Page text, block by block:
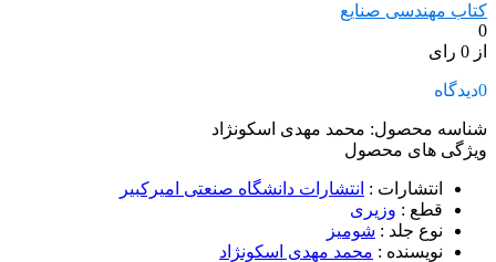
کتاب مهندسی صنایع
0
از 0 رای
0دیدگاه
شناسه محصول: محمد مهدی اسکونژاد
ویژگی های محصول
انتشارات : انتشارات دانشگاه صنعتی امیرکبیر
قطع : وزیری
نوع جلد : شومیز
نویسنده : محمد مهدی اسکونژاد